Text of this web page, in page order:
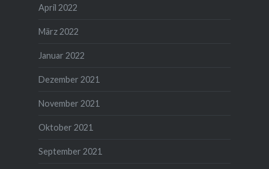
April 2022
März 2022
Januar 2022
Dezember 2021
November 2021
Oktober 2021
September 2021